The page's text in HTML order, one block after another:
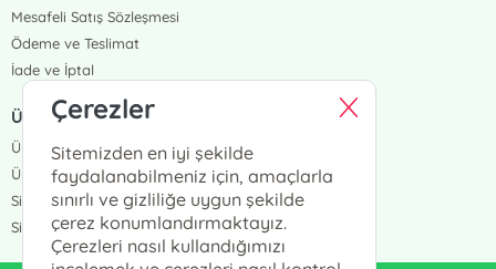
Mesafeli Satış Sözleşmesi
Ödeme ve Teslimat
İade ve İptal
ÜYELİK VE SİPARİŞ
Üye Girişi
Üye Ol
Sipariş Takip
Siparişlerim
Çerezler
Sitemizden en iyi şekilde
faydalanabilmeniz için, amaçlarla
sınırlı ve gizliliğe uygun şekilde
çerez konumlandırmaktayız.
Çerezleri nasıl kullandığımızı